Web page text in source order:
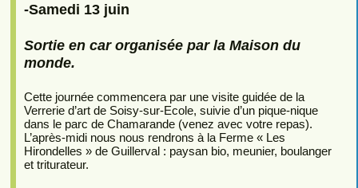
-Samedi 13 juin
Sortie en car organisée par la Maison du
monde.
Cette journée commencera par une visite guidée de la
Verrerie d’art de Soisy-sur-Ecole, suivie d’un pique-nique
dans le parc de Chamarande (venez avec votre repas).
L’après-midi nous nous rendrons à la Ferme « Les
Hirondelles » de Guillerval : paysan bio, meunier, boulanger
et triturateur.